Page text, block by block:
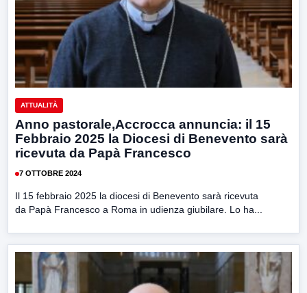
ATTUALITÀ
Anno pastorale,Accrocca annuncia: il 15
Febbraio 2025 la Diocesi di Benevento sarà
ricevuta da Papà Francesco
7 OTTOBRE 2024
Il 15 febbraio 2025 la diocesi di Benevento sarà ricevuta
da Papà Francesco a Roma in udienza giubilare. Lo ha...